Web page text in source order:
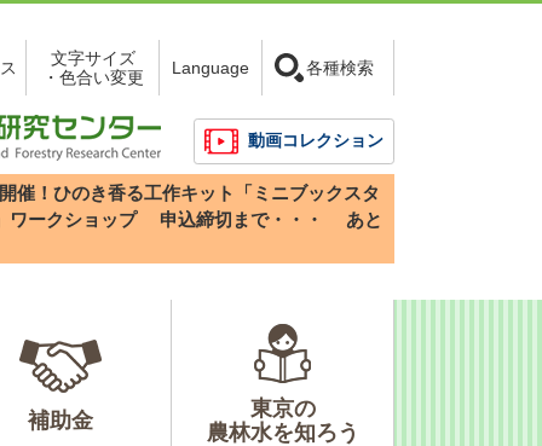
文字サイズ
・色合い変更
Language 各種検索
動画コレクション
催！ひのき香る工作キット「ミニブックスタ
ワークショップ
申込締切まで・・・
あと
補助金
東京の
農林水を知ろう